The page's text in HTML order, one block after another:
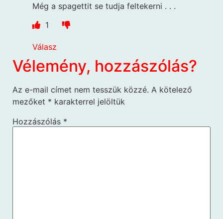
Még a spagettit se tudja feltekerni . . .
1
Válasz
Vélemény, hozzászólás?
Az e-mail címet nem tesszük közzé. A kötelező
mezőket * karakterrel jelöltük
Hozzászólás *